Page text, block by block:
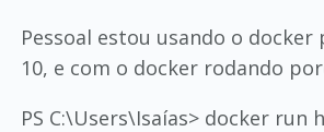
Pessoal estou usando o docker
10, e com o docker rodando
PS C:\Users\Isaías> docker run